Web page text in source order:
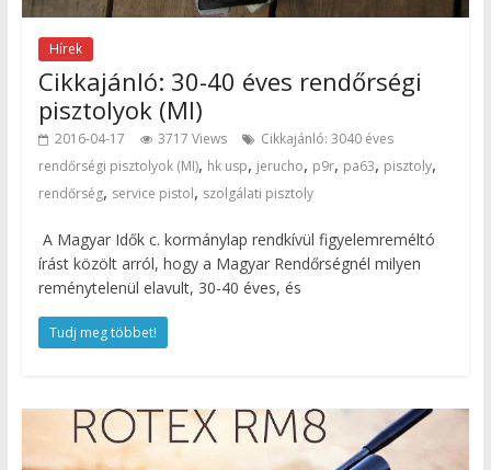
Hírek
Cikkajánló: 30-40 éves rendőrségi
pisztolyok (MI)
2016-04-17 3717 Views
Cikkajánló: 3040 éves
rendőrségi pisztolyok (MI), hk usp, jerucho, p9r, pa63, pisztoly,
rendőrség, service pistol, szolgálati pisztoly
A Magyar Idők c. kormánylap rendkívül figyelemreméltó
írást közölt arról, hogy a Magyar Rendőrségnél milyen
reménytelenül elavult, 30-40 éves, és
Tudj meg többet!